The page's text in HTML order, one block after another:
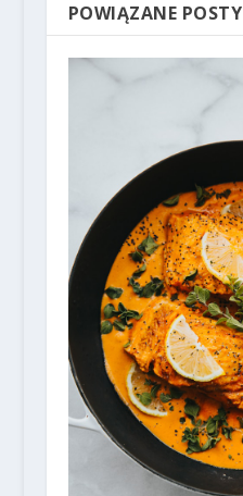
POWIĄZANE POSTY